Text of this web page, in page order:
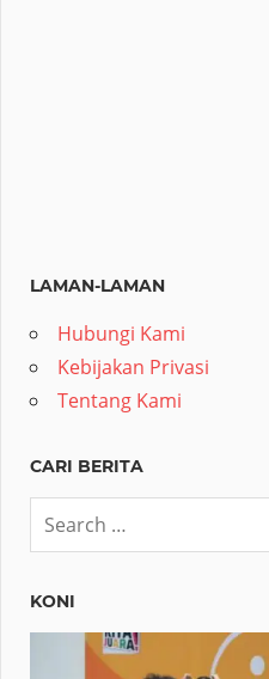
LAMAN-LAMAN
Hubungi Kami
Kebijakan Privasi
Tentang Kami
CARI BERITA
KONI